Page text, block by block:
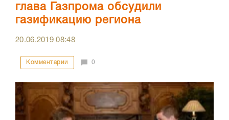
глава Газпрома обсудили
газификацию региона
20.06.201908:48
Комментарии 0